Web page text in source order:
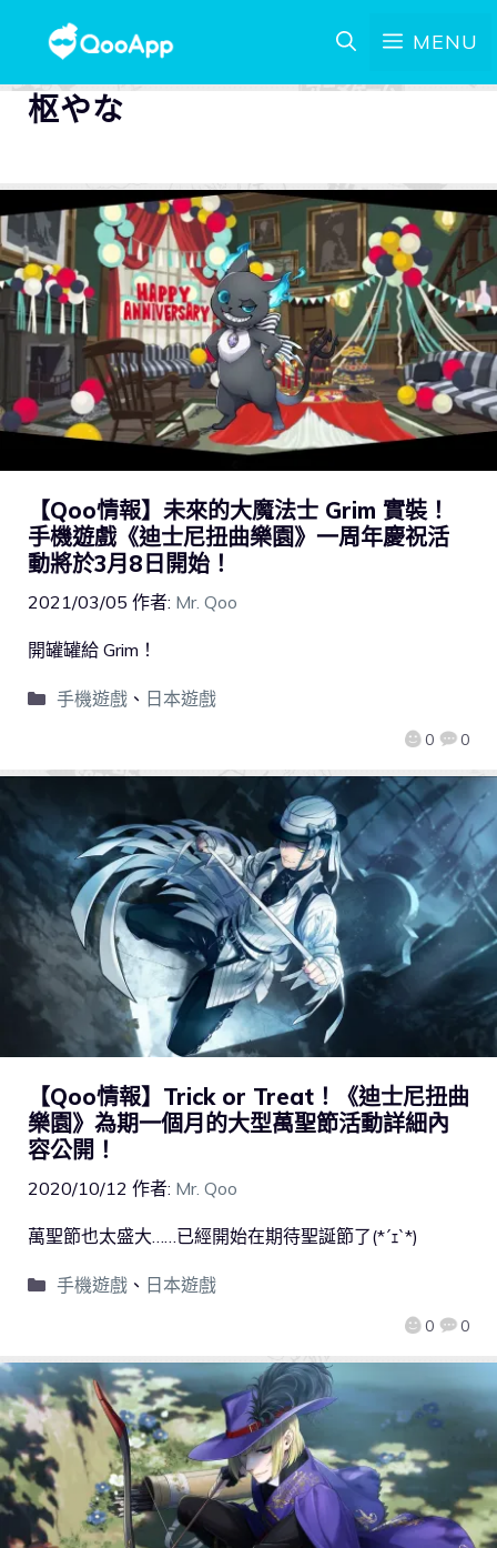
MENU
枢やな
【Qoo情報】未來的大魔法士 Grim 實裝！
手機遊戲《迪士尼扭曲樂園》一周年慶祝活
動將於3月8日開始！
2021/03/05 作者: Mr. Qoo
0 0
開罐罐給 Grim！
手機遊戲、 日本遊戲
【Qoo情報】Trick or Treat！《迪士尼扭曲
樂園》為期一個月的大型萬聖節活動詳細內
容公開！
2020/10/12 作者: Mr. Qoo
0 0
萬聖節也太盛大……已經開始在期待聖誕節了(*´ｪ`*)
手機遊戲、 日本遊戲